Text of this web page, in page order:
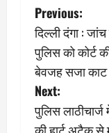
P
o
s
t
Previous:
दिल्ली दंगा :
पुलिस को कोर्ट
बेवजह सजा काट
Next:
पुलिस